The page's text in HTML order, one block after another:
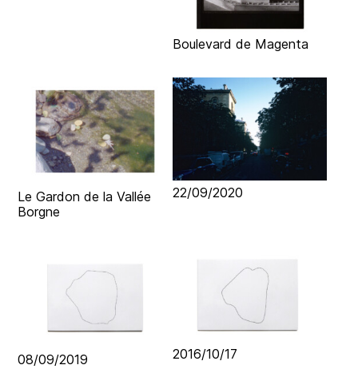
Boulevard de Magenta
Le Gardon de la Vallée
Borgne
22/09/2020
08/09/2019 2016/10/17